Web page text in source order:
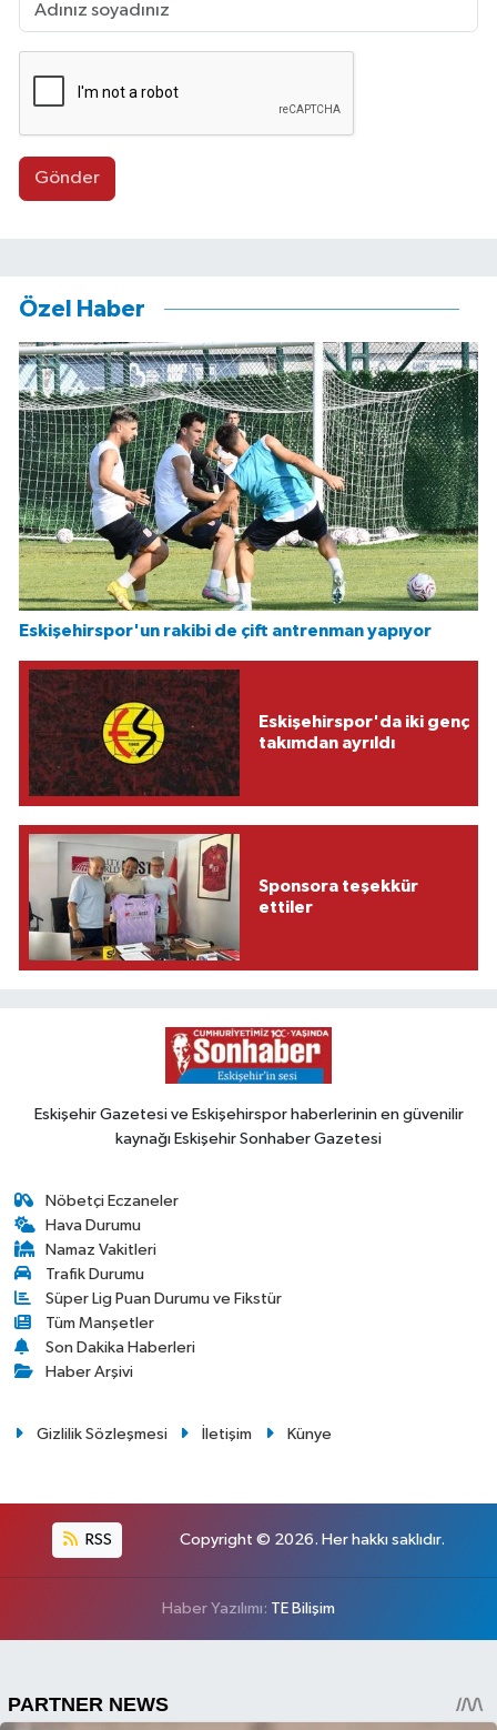
Gönder
Özel Haber
Eskişehirspor'un rakibi de çift antrenman yapıyor
Eskişehirspor'da iki genç
takımdan ayrıldı
Sponsora teşekkür
ettiler
Eskişehir Gazetesi ve Eskişehirspor haberlerinin en güvenilir
kaynağı Eskişehir Sonhaber Gazetesi
Nöbetçi Eczaneler
Hava Durumu
Namaz Vakitleri
Trafik Durumu
Süper Lig Puan Durumu ve Fikstür
Tüm Manşetler
Son Dakika Haberleri
Haber Arşivi
Gizlilik Sözleşmesi İletişim Künye
RSS Copyright © 2026. Her hakkı saklıdır.
Haber Yazılımı: TE Bilişim